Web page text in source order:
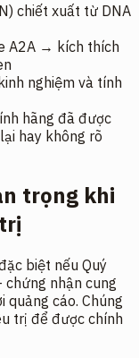
chiết xuất từ DNA
A2A → kích thích
nghiệm và tính
hãng đã được
hay không rõ
trọng khi
biệt nếu Quý
nhận cung
cáo. Chúng
trị để được chính